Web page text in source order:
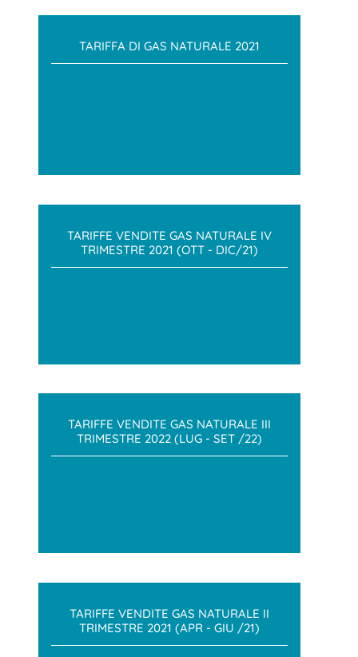
TARIFFA DI GAS NATURALE 2021
TARIFFE VENDITE GAS NATURALE IV
TRIMESTRE 2021 (OTT - DIC/21)
TARIFFE VENDITE GAS NATURALE III
TRIMESTRE 2022 (LUG - SET /22)
TARIFFE VENDITE GAS NATURALE II
TRIMESTRE 2021 (APR - GIU /21)